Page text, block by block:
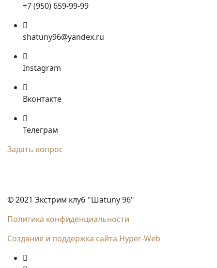
+7 (950) 659-99-99
shatuny96@yandex.ru
Instagram
Вконтакте
Телеграм
Задать вопрос
© 2021 Экстрим клуб "Шаtuny 96"
Политика конфиденциальности
Создание и поддержка сайта Hyper-Web